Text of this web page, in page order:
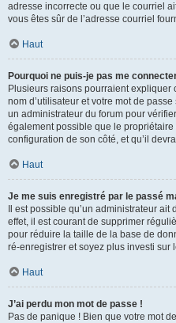
adresse incorrecte ou que le courriel
vous êtes sûr de l’adresse courriel
Haut
Pourquoi ne puis-je pas me
Plusieurs raisons pourraient expliquer
nom d’utilisateur et votre mot de
un administrateur du forum pour
également possible que le
configuration de son côté, et qu’il
Haut
Je me suis enregistré par le passé
Il est possible qu’un administrateur
effet, il est courant de supprimer
pour réduire la taille de la base de
ré-enregistrer et soyez plus investi sur
Haut
J’ai perdu mon mot de passe !
Pas de panique ! Bien que votre mot